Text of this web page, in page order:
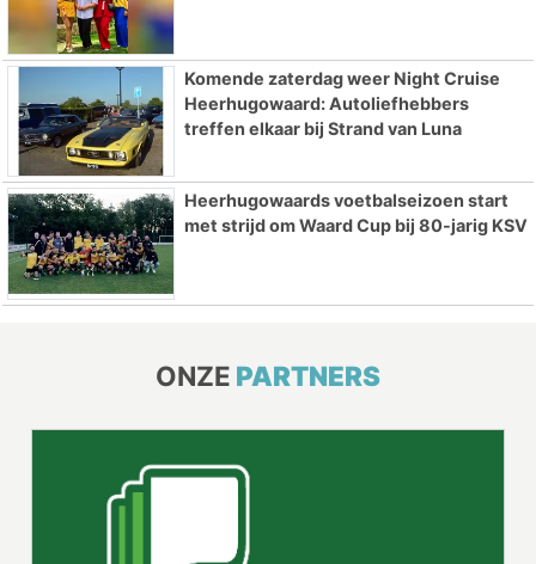
Komende zaterdag weer Night Cruise
Heerhugowaard: Autoliefhebbers
treffen elkaar bij Strand van Luna
Heerhugowaards voetbalseizoen start
met strijd om Waard Cup bij 80-jarig KSV
ONZE PARTNERS